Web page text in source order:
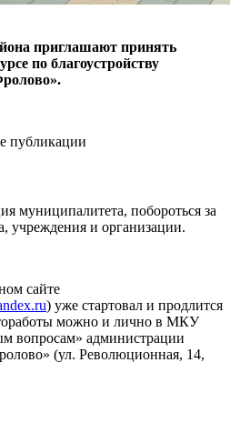
приглашают принять
по благоустройству
публикации
муниципалитета, побороться за
учреждения и организации.
сайте
) уже стартовал и продлится
можно и лично в МКУ
вопросам» администрации
(ул. Революционная, 14,